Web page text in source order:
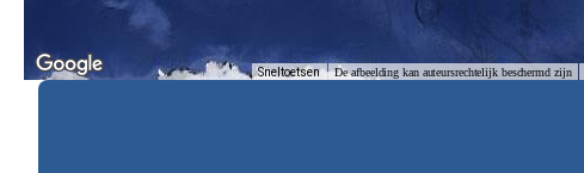
Sneltoetsen De afbeelding kan auteursrechtelijk beschermd zijn